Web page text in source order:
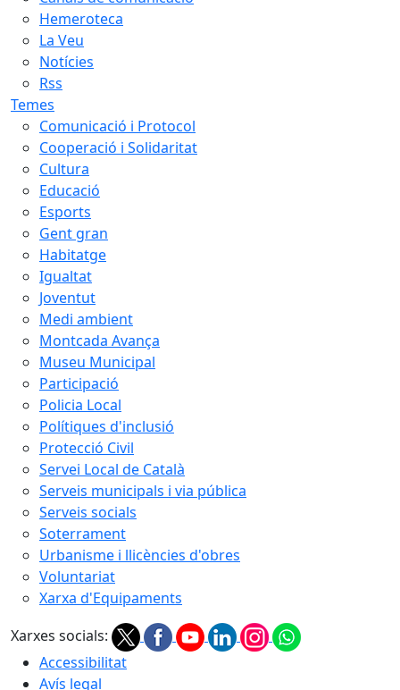
Hemeroteca
La Veu
Notícies
Rss
Temes
Comunicació i Protocol
Cooperació i Solidaritat
Cultura
Educació
Esports
Gent gran
Habitatge
Igualtat
Joventut
Medi ambient
Montcada Avança
Museu Municipal
Participació
Policia Local
Polítiques d'inclusió
Protecció Civil
Servei Local de Català
Serveis municipals i via pública
Serveis socials
Soterrament
Urbanisme i llicències d'obres
Voluntariat
Xarxa d'Equipaments
Xarxes socials:
Accessibilitat
Avís legal